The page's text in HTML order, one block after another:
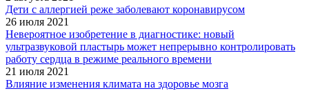
Дети с аллергией реже заболевают коронавирусом
26 июля 2021
Невероятное изобретение в диагностике: новый
ультразвуковой пластырь может непрерывно контролировать
работу сердца в режиме реального времени
21 июля 2021
Влияние изменения климата на здоровье мозга